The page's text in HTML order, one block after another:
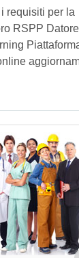
requisiti per la
RSPP